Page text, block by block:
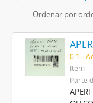
Ordenar por
0.1 -
Item
Parte